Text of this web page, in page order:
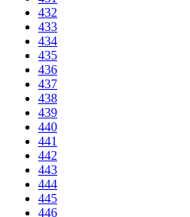
432
433
434
435
436
437
438
439
440
441
442
443
444
445
446